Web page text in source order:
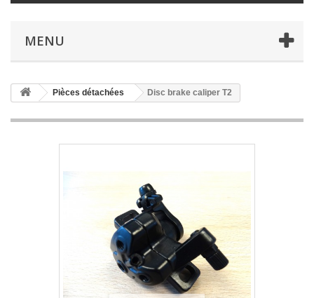
MENU
Pièces détachées Disc brake caliper T2